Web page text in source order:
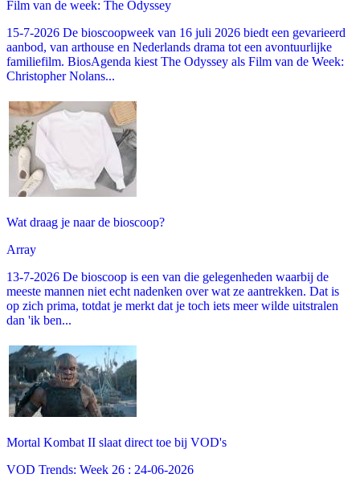
Film van de week: The Odyssey
15-7-2026 De bioscoopweek van 16 juli 2026 biedt een gevarieerd
aanbod, van arthouse en Nederlands drama tot een avontuurlijke
familiefilm. BiosAgenda kiest The Odyssey als Film van de Week:
Christopher Nolans...
Wat draag je naar de bioscoop?
Array
13-7-2026 De bioscoop is een van die gelegenheden waarbij de
meeste mannen niet echt nadenken over wat ze aantrekken. Dat is
op zich prima, totdat je merkt dat je toch iets meer wilde uitstralen
dan 'ik ben...
Mortal Kombat II slaat direct toe bij VOD's
VOD Trends: Week 26 : 24-06-2026